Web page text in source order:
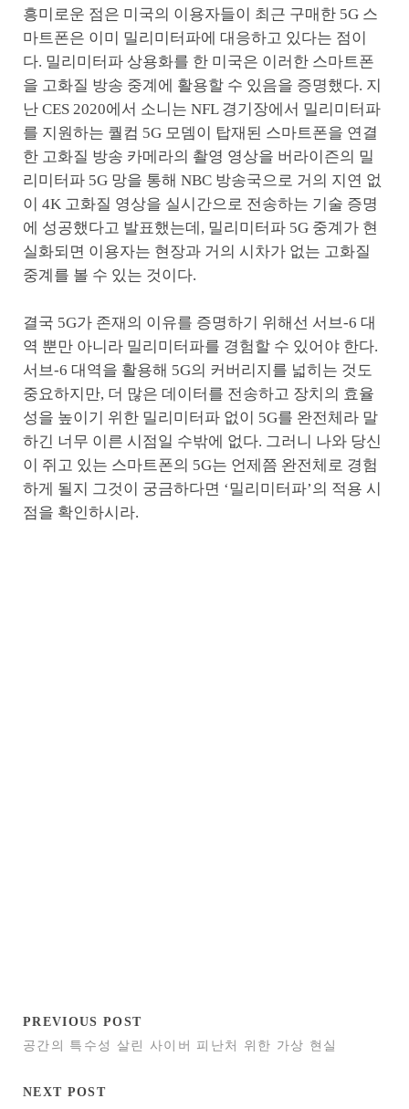
흥미로운 점은 미국의 이용자들이 최근 구매한 5G 스
마트폰은 이미 밀리미터파에 대응하고 있다는 점이
다. 밀리미터파 상용화를 한 미국은 이러한 스마트폰
을 고화질 방송 중계에 활용할 수 있음을 증명했다. 지
난 CES 2020에서 소니는 NFL 경기장에서 밀리미터파
를 지원하는 퀄컴 5G 모뎀이 탑재된 스마트폰을 연결
한 고화질 방송 카메라의 촬영 영상을 버라이즌의 밀
리미터파 5G 망을 통해 NBC 방송국으로 거의 지연 없
이 4K 고화질 영상을 실시간으로 전송하는 기술 증명
에 성공했다고 발표했는데, 밀리미터파 5G 중계가 현
실화되면 이용자는 현장과 거의 시차가 없는 고화질
중계를 볼 수 있는 것이다.
결국 5G가 존재의 이유를 증명하기 위해선 서브-6 대
역 뿐만 아니라 밀리미터파를 경험할 수 있어야 한다.
서브-6 대역을 활용해 5G의 커버리지를 넓히는 것도
중요하지만, 더 많은 데이터를 전송하고 장치의 효율
성을 높이기 위한 밀리미터파 없이 5G를 완전체라 말
하긴 너무 이른 시점일 수밖에 없다. 그러니 나와 당신
이 쥐고 있는 스마트폰의 5G는 언제쯤 완전체로 경험
하게 될지 그것이 궁금하다면 ‘밀리미터파’의 적용 시
점을 확인하시라.
PREVIOUS POST
공간의 특수성 살린 사이버 피난처 위한 가상 현실
NEXT POST